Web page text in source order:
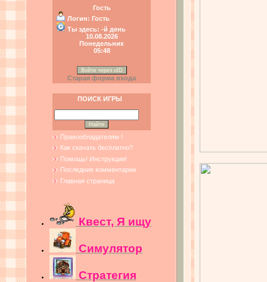
Гость
Логин: Гость
Ты здесь: -й день
10.08.2026
Понедельник
05:48
Войти через uID
Старая форма входа
ПОИСК ИГРЫ
Правообладателям !
Как скачать бесплатно?
Помощь! Инструкции!
Последние комментарии
Главная страница
Квест, Я ищу
Симулятор
Стратегия